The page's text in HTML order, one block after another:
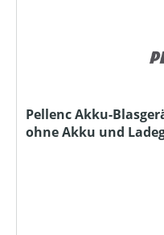
Pellenc Akku-
ohne Akku und